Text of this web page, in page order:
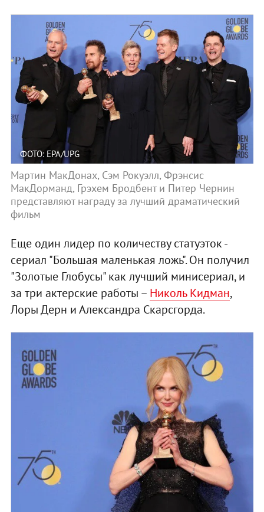
ФОТО: EPA/UPG
Мартин МакДонах, Сэм Рокуэлл, Фрэнсис
МакДорманд, Грэхем Бродбент и Питер Чернин
представляют награду за лучший драматический
фильм
Еще один лидер по количеству статуэток -
сериал "Большая маленькая ложь". Он получил
"Золотые Глобусы" как лучший минисериал, и
за три актерские работы – Николь Кидман,
Лоры Дерн и Александра Скарсгорда.